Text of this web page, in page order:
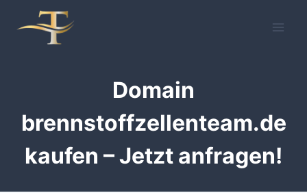
Inhalt
Domain
brennstoffzellenteam.de
kaufen – Jetzt anfragen!